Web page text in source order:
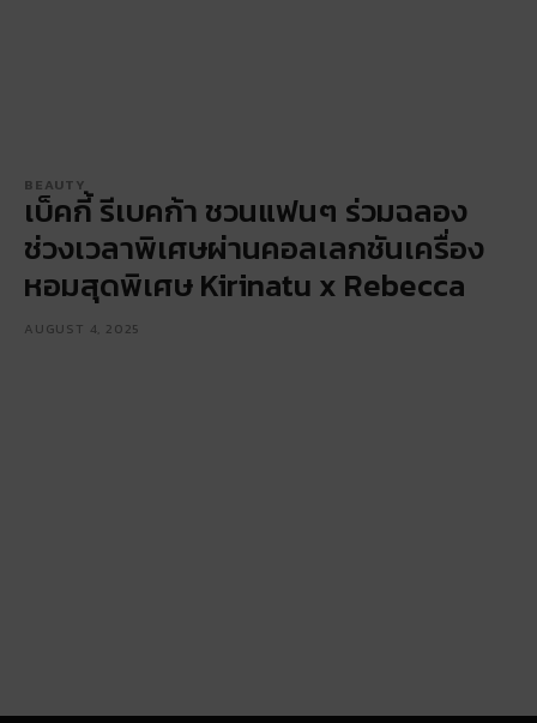
BEAUTY
เบ็คกี้ รีเบคก้า ชวนแฟนๆ ร่วมฉลอง
ช่วงเวลาพิเศษผ่านคอลเลกชันเครื่อง
หอมสุดพิเศษ Kirinatu x Rebecca
AUGUST 4, 2025